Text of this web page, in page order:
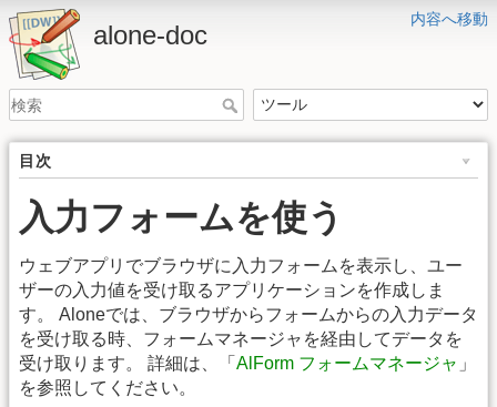
内容へ移動
alone-doc
目次
入力フォームを使う
ウェブアプリでブラウザに入力フォームを表示し、ユー
ザーの入力値を受け取るアプリケーションを作成しま
す。 Aloneでは、ブラウザからフォームからの入力データ
を受け取る時、フォームマネージャを経由してデータを
受け取ります。 詳細は、「 AlForm フォームマネージャ 」
を参照してください。